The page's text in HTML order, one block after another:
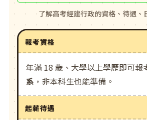
了解高考經建行政的資格、待遇、
報考資格
年滿 18 歲、大學以上學歷即可報
系 ，非本科生也能準備。
起薪待遇